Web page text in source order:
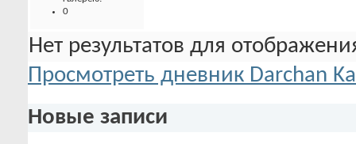
0
Нет результатов для
Просмотреть дневник Darchan
Новые записи